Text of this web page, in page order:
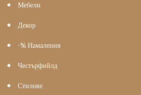
Мебели
Декор
-% Намаления
Честърфийлд
Стилове